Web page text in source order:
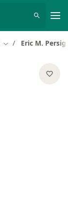
Cambiar de ciudad
Eric M. Persig